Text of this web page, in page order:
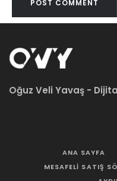
Oğuz Veli Yavaş -
ANA SAYFA
MESAFELI SATIŞ